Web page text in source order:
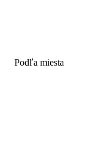
Podľa miesta